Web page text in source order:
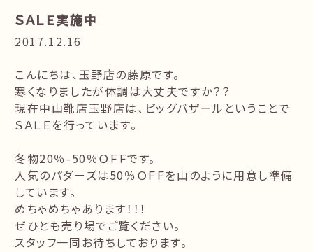
ＳＡＬＥ実施中
2017.12.16
こんにちは、玉野店の藤原です。
寒くなりましたが体調は大丈夫ですか？？
現在中山靴店玉野店は、ビッグバザールということで
ＳＡＬＥを行っています。
冬物20％-50％ＯＦＦです。
人気のパダーズは50％ＯＦＦを山のように用意し準備
しています。
めちゃめちゃあります！！！
ぜひとも売り場でご覧ください。
スタッフ一同お待ちしております。